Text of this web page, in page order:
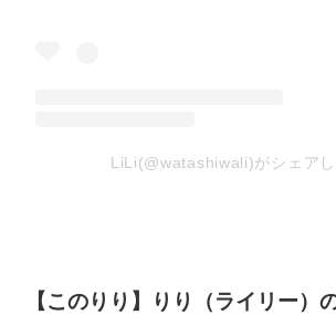
LiLi(@watashiwali)がシェア
【このりり】りり（ライリー）